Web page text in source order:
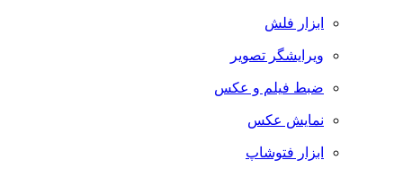
ابزار فلش
ویرایشگر تصویر
ضبط فيلم و عكس
نمایش عکس
ابزار فتوشاپ